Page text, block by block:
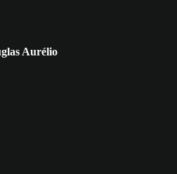
Aurélio